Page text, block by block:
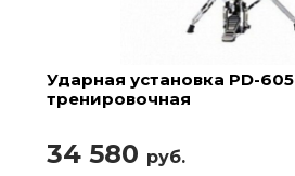
Ударная установка PD-605
тренировочная
34 580 руб.